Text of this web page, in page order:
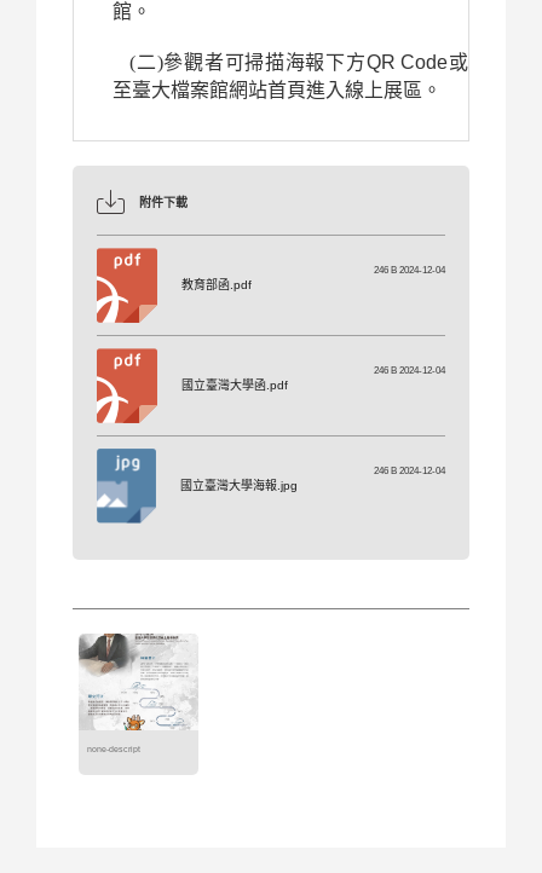
館。
(二)參觀者可掃描海報下方QR Code或
至臺大檔案館網站首頁進入線上展區。
附件下載
教育部函.pdf
246 B 2024-12-04
國立臺灣大學函.pdf
246 B 2024-12-04
國立臺灣大學海報.jpg
246 B 2024-12-04
none-descript